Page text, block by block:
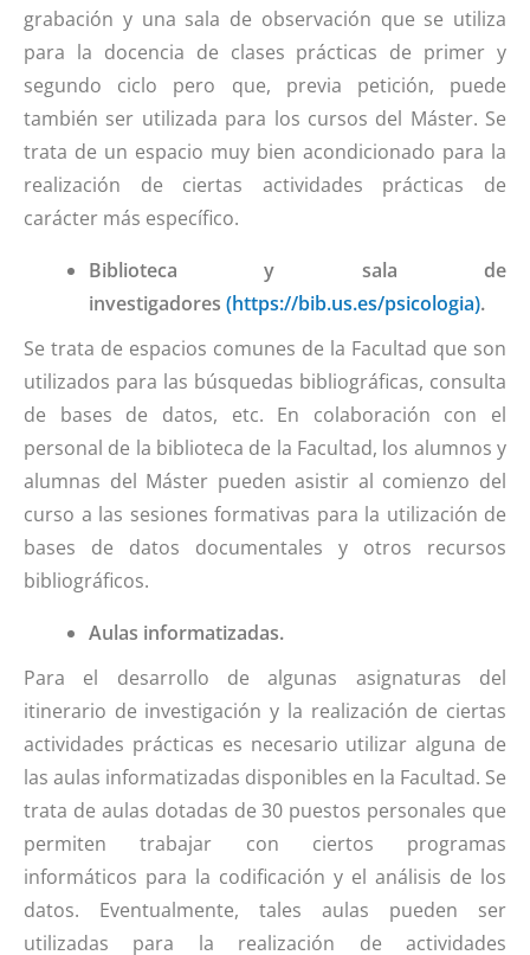
grabación y una sala de observación que se utiliza
para la docencia de clases prácticas de primer y
segundo ciclo pero que, previa petición, puede
también ser utilizada para los cursos del Máster. Se
trata de un espacio muy bien acondicionado para la
realización de ciertas actividades prácticas de
carácter más específico.
Biblioteca y sala de
investigadores (https://bib.us.es/psicologia).
Se trata de espacios comunes de la Facultad que son
utilizados para las búsquedas bibliográficas, consulta
de bases de datos, etc. En colaboración con el
personal de la biblioteca de la Facultad, los alumnos y
alumnas del Máster pueden asistir al comienzo del
curso a las sesiones formativas para la utilización de
bases de datos documentales y otros recursos
bibliográficos.
Aulas informatizadas.
Para el desarrollo de algunas asignaturas del
itinerario de investigación y la realización de ciertas
actividades prácticas es necesario utilizar alguna de
las aulas informatizadas disponibles en la Facultad. Se
trata de aulas dotadas de 30 puestos personales que
permiten trabajar con ciertos programas
informáticos para la codificación y el análisis de los
datos. Eventualmente, tales aulas pueden ser
utilizadas para la realización de actividades